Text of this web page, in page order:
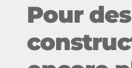
Pour des